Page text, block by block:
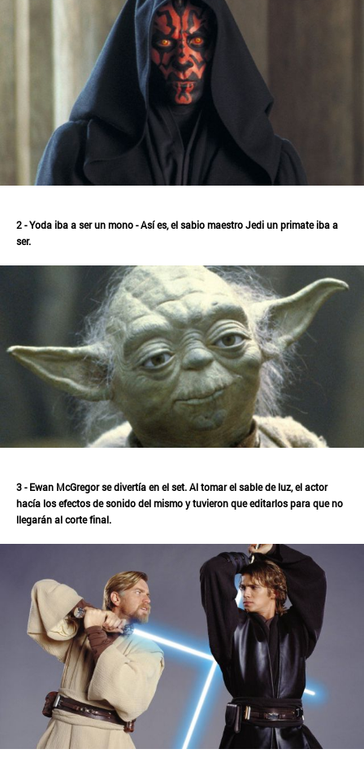
2 - Yoda iba a ser un mono - Así es, el sabio maestro Jedi un primate iba a
ser.
3 - Ewan McGregor se divertía en el set. Al tomar el sable de luz, el actor
hacía los efectos de sonido del mismo y tuvieron que editarlos para que no
llegarán al corte final.